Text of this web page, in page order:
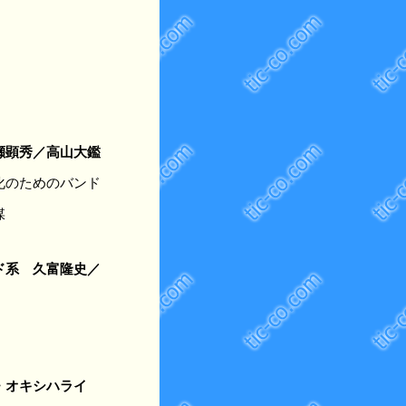
秀／高山大鑑
ためのバンド
系 久富隆史／
キシハライ